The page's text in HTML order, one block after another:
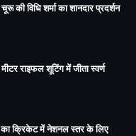
की विधि शर्मा का शानदार प्रदर्शन
राइफल शूटिंग में जीता स्वर्ण
क्रिकेट में नेशनल स्तर के लिए